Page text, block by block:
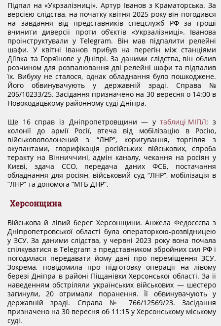
Підпал на «Укрзалізниці». Артур Іванов з Краматорська. За
версією слідства, на початку квітня 2025 року він погодився
на завдання від представників спецслужб РФ за гроші
вчинити диверсії проти об’єктів «Укрзалізниці». Іванова
проінструктували у Telegram. Він мав підпалити релейні
шафи. У квітні Іванов прибув на перегін між станціями
Діївка та Горяїнове у Дніпрі. За даними слідства, він облив
розчином для розпалювання дві релейні шафи та підпалив
їх. Вибуху не сталося, однак обладнання було пошкоджене.
Його обвинувачують у державній зраді. Справа №
205/10233/25. Засідання призначено на 30 вересня о 14:00 в
Новокодацькому районному суді Дніпра.
Ще 16 справ із Дніпропетровщини — утаблиці МІПЛ: з
колонії до армії Росії, втеча від мобілізацію в Росію,
військовополонений з “ЛНР”, коригування, торгівля з
окупантами, глорифікація російських військових, спроба
теракту на Вінниччині, адмін каналу, чекання на росіян у
Києві, здача ССО, передача даних ФСБ, постачання
обладнання для росіян, військовий суд “ЛНР”, мобілізація в
“ЛНР” та допомога “МГБ ДНР”.
Херсонщина
Військова й лівий берег Херсонщини. Анжела Федосєєва з
Дніпропетровської області була операторкою-розвідницею
у ЗСУ. За даними слідства, у червні 2023 року вона почала
спілкуватися в Telegram з представником збройних сил РФ і
погодилася передавати йому дані про переміщення ЗСУ.
Зокрема, повідомила про підготовку операції на лівому
березі Дніпра в районі Піщанівки Херсонської області. За її
наведенням обстріляли українських військових — шестеро
загинули, 20 отримали поранення. Її обвинувачують у
державній зраді. Справа № 766/12569/23. Засідання
призначено на 30 вересня об 11:15 у Херсонському міському
суді.